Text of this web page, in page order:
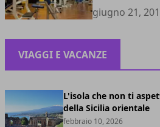
giugno 21,
VIAGGI E VACANZE
L'isola che non ti
della Sicilia orientale
febbraio 10, 2026